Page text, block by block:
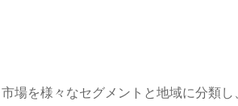
場を様々なセグメントと地域に分類